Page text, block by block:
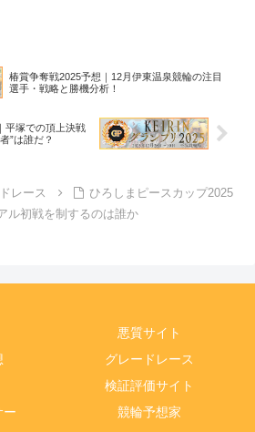
椿賞争奪戦2025予想｜12月伊東温泉競輪の注目
選手・戦略と勝機分析！
平塚での頂上決戦
”は誰だ？
レース
ひろしまピースカップ2025
ル初戦を制するのは誰か
悪質サイト
グレードレース
検証評価サイト
ー
競輪予想家